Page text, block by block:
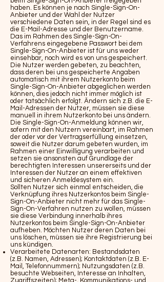
haben. Es können je nach Single-Sign-On-
Anbieter und der Wahl der Nutzer
verschiedene Daten sein, in der Regel sind es
die E-Mail-Adresse und der Benutzername.
Das im Rahmen des Single-Sign-On-
Verfahrens eingegebene Passwort bei dem
Single-Sign-On-Anbieter ist für uns weder
einsehbar, noch wird es von uns gespeichert.
Die Nutzer werden gebeten, zu beachten,
dass deren bei uns gespeicherte Angaben
automatisch mit ihrem Nutzerkonto beim
Single-Sign-On-Anbieter abgeglichen werden
können, dies jedoch nicht immer möglich ist
oder tatsächlich erfolgt. Ändern sich z.B. die E-
Mail-Adressen der Nutzer, müssen sie diese
manuell in ihrem Nutzerkonto bei uns ändern.
Die Single-Sign-On-Anmeldung können wir,
sofern mit den Nutzern vereinbart, im Rahmen
der oder vor der Vertragserfüllung einsetzen,
soweit die Nutzer darum gebeten wurden, im
Rahmen einer Einwilligung verarbeiten und
setzen sie ansonsten auf Grundlage der
berechtigten Interessen unsererseits und der
Interessen der Nutzer an einem effektiven
und sicheren Anmeldesystem ein.
Sollten Nutzer sich einmal entscheiden, die
Verknüpfung ihres Nutzerkontos beim Single-
Sign-On-Anbieter nicht mehr für das Single-
Sign-On-Verfahren nutzen zu wollen, müssen
sie diese Verbindung innerhalb ihres
Nutzerkontos beim Single-Sign-On-Anbieter
aufheben. Möchten Nutzer deren Daten bei
uns löschen, müssen sie ihre Registrierung bei
uns kündigen.
Verarbeitete Datenarten: Bestandsdaten
(z.B. Namen, Adressen); Kontaktdaten (z.B. E-
Mail, Telefonnummern); Nutzungsdaten (z.B.
besuchte Webseiten, Interesse an Inhalten,
Zugriffszeiten); Meta-, Kommunikations- und